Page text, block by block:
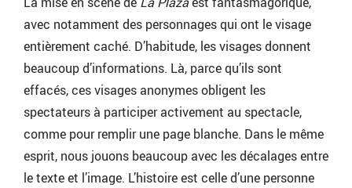
avec notamment des personnages qui ont le visage
entièrement caché. D’habitude, les visages donnent
beaucoup d’informations. Là, parce qu’ils sont
effacés, ces visages anonymes obligent les
spectateurs à participer activement au spectacle,
comme pour remplir une page blanche. Dans le même
esprit, nous jouons beaucoup avec les décalages entre
le texte et l’image. L’histoire est celle d’une personne